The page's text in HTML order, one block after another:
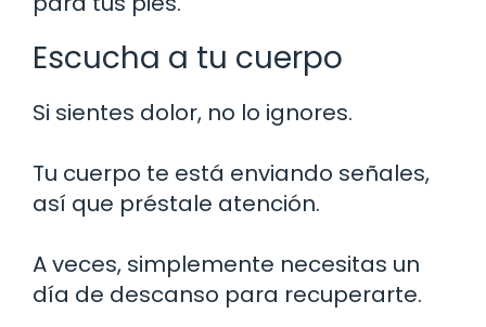
Escucha a tu cuerpo
Si sientes dolor, no lo ignores.
Tu cuerpo te está enviando señales,
así que préstale atención.
A veces, simplemente necesitas un
día de descanso para recuperarte.